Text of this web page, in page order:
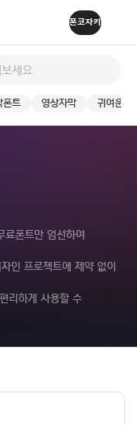
폰트 영상자막 귀여운
료폰트만 엄선하여
인 프로젝트에 제약 없이
리하게 사용할 수